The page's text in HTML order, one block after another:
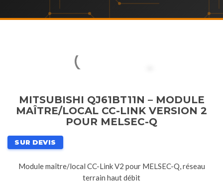
MITSUBISHI QJ61BT11N – MODULE
MAÎTRE/LOCAL CC-LINK VERSION 2
POUR MELSEC-Q
SUR DEVIS
Module maître/local CC-Link V2 pour MELSEC-Q, réseau
terrain haut débit